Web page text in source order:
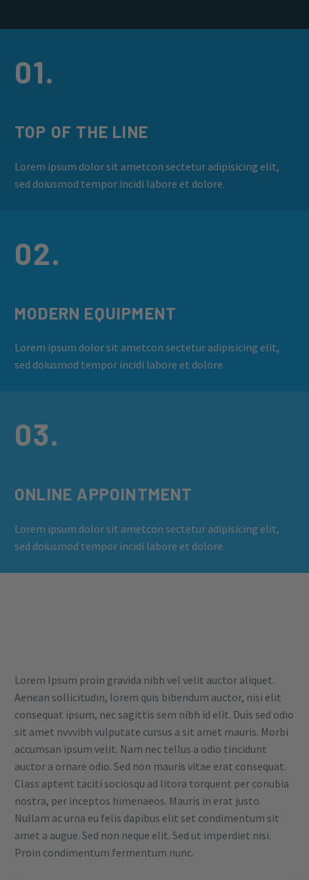
01.
TOP OF THE LINE
Lorem ipsum dolor sit ametcon sectetur adipisicing elit,
sed doiusmod tempor incidi labore et dolore.
02.
MODERN EQUIPMENT
Lorem ipsum dolor sit ametcon sectetur adipisicing elit,
sed doiusmod tempor incidi labore et dolore.
03.
ONLINE APPOINTMENT
Lorem ipsum dolor sit ametcon sectetur adipisicing elit,
sed doiusmod tempor incidi labore et dolore.
Lorem Ipsum proin gravida nibh vel velit auctor aliquet.
Aenean sollicitudin, lorem quis bibendum auctor, nisi elit
consequat ipsum, nec sagittis sem nibh id elit. Duis sed odio
sit amet nvvvibh vulputate cursus a sit amet mauris. Morbi
accumsan ipsum velit. Nam nec tellus a odio tincidunt
auctor a ornare odio. Sed non mauris vitae erat consequat.
Class aptent taciti sociosqu ad litora torquent per conubia
nostra, per inceptos himenaeos. Mauris in erat justo.
Nullam ac urna eu felis dapibus elit set condimentum sit
amet a augue. Sed non neque elit. Sed ut imperdiet nisi.
Proin condimentum fermentum nunc.